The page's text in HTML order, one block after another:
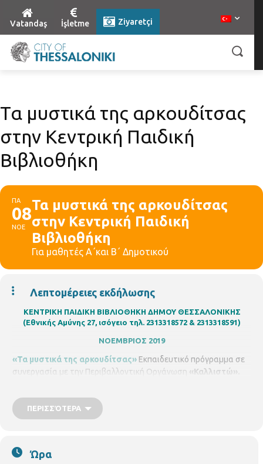
Vatandaş İşletme Ziyaretçi
Τα μυστικά της αρκουδίτσας
στην Κεντρική Παιδική
Βιβλιοθήκη
ΠΑ
08
ΝΟΕ
Τα μυστικά της αρκουδίτσας
στην Κεντρική Παιδική
Βιβλιοθήκη
Για μαθητές Α΄και Β΄ Δημοτικού
Λεπτομέρειες εκδήλωσης
ΚΕΝΤΡΙΚΗ ΠΑΙΔΙΚΗ ΒΙΒΛΙΟΘΗΚΗ ΔΗΜΟΥ ΘΕΣΣΑΛΟΝΙΚΗΣ
(Εθνικής Αμύνης 27, ισόγειο τηλ. 2313318572 & 2313318591)
ΝΟΕΜΒΡΙΟΣ 2019
«Τα μυστικά της αρκουδίτσας» Εκπαιδευτικό πρόγραμμα σε
συνεργασία με την Περιβαλλοντική Οργάνωση «Καλλιστώ».
τα ζώα των ελληνικών δασών και τα προβλήματα που αυτά
αντιμετωπίζουν.Παρασκευή
και 11.00 – 12.00
ΠΕΡΙΣΣΌΤΕΡΑ
Ώρα